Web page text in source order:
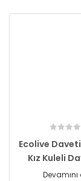
Ecolive
Kız Kuleli
Devamını